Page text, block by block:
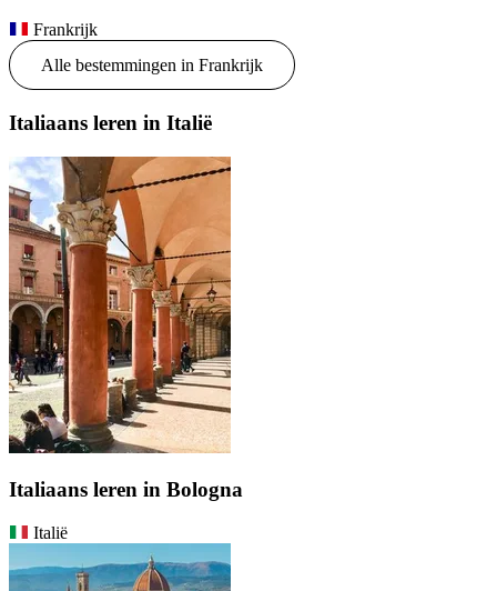
Frankrijk
Alle bestemmingen in Frankrijk
Italiaans leren in Italië
Italiaans leren in Bologna
Italië